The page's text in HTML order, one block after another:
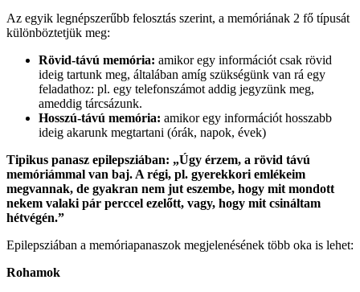
Az egyik legnépszerűbb felosztás szerint, a memóriának 2 fő típusát
különböztetjük meg:
Rövid-távú memória: amikor egy információt csak rövid
ideig tartunk meg, általában amíg szükségünk van rá egy
feladathoz: pl. egy telefonszámot addig jegyzünk meg,
ameddig tárcsázunk.
Hosszú-távú memória: amikor egy információt hosszabb
ideig akarunk megtartani (órák, napok, évek)
Tipikus panasz epilepsziában: „Úgy érzem, a rövid távú
memóriámmal van baj. A régi, pl. gyerekkori emlékeim
megvannak, de gyakran nem jut eszembe, hogy mit mondott
nekem valaki pár perccel ezelőtt, vagy, hogy mit csináltam
hétvégén.”
Epilepsziában a memóriapanaszok megjelenésének több oka is lehet:
Rohamok